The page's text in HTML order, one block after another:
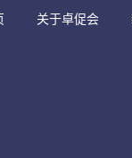
关于卓促会